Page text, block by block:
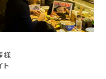
様
ト